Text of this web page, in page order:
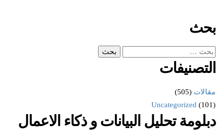
بحث
التصنيفات
مقالات (505)
Uncategorized (101)
دبلومة تحليل البيانات و ذكاء الاعمال